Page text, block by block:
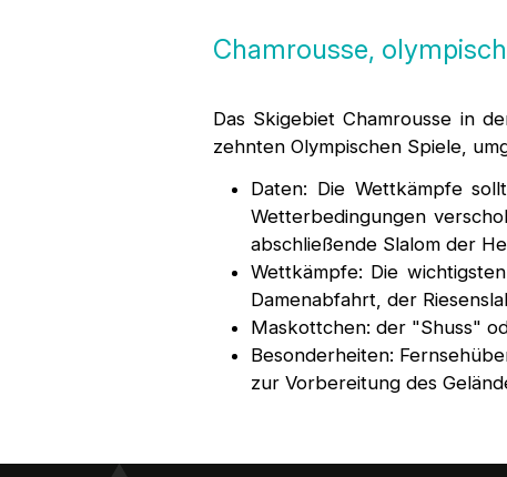
Chamrousse,
Das Skigebiet Chamrousse in
zehnten Olympischen Spiele,
Daten: Die Wettkämpfe
Wetterbedingungen
abschließende Slalom der
Wettkämpfe: Die
Damenabfahrt, der
Maskottchen: der "Shuss"
Besonderheiten:
zur Vorbereitung des